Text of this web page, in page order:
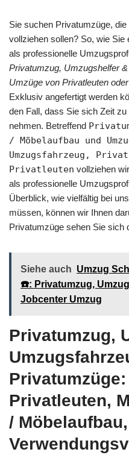
Sie suchen Privatumzüge,
vollziehen sollen? So, wie
als professionelle
Privatumzug, Umzugshelfer
Umzüge von Privatleuten
Exklusiv angefertigt werden
den Fall, dass Sie sich Zeit
nehmen. Betreffend
/ Möbelaufbau und
Umzugsfahrzeug,
Privatleuten vollziehen
als professionelle
Überblick, wie vielfältig bei
müssen, können wir Ihnen
Privatumzüge sehen Sie sich
Siehe auch Umzug
☎️: Privatumzug,
Jobcenter Umzug
Privatumzug,
Privatleuten,
/